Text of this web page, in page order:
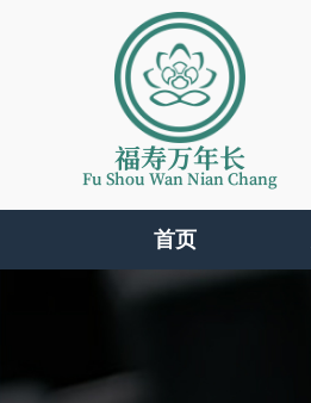
福寿万年长
Fu Shou Wan Nian Chang
首页